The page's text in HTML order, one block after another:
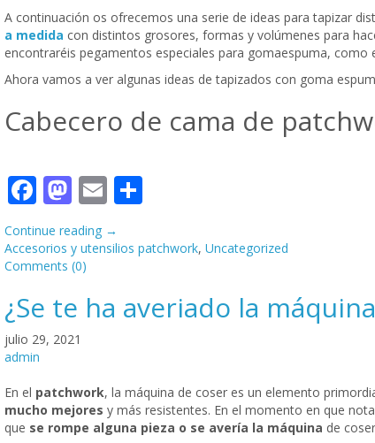
A continuación os ofrecemos una serie de ideas para tapizar
a medida con distintos grosores, formas y volúmenes para
encontraréis pegamentos especiales para gomaespuma, como
Ahora vamos a ver algunas ideas de tapizados con goma
Cabecero de cama de
Facebook
Mastodon
Email
Continue reading →
Accesorios y utensilios patchwork, Uncategorized
Comments (0)
¿Se te ha averiado la
julio 29, 2021
admin
En el patchwork, la máquina de coser es un elemento
mucho mejores y más resistentes. En el momento en que
que se rompe alguna pieza o se avería la máquina de